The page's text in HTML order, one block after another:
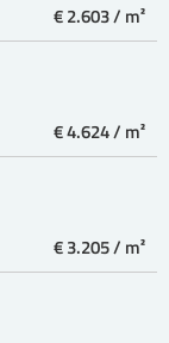
€ 2.603 / m²
€ 4.624 / m²
€ 3.205 / m²